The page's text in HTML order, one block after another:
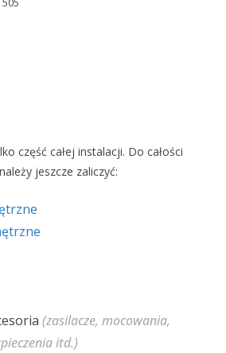
część całej instalacji. Do całości
jeszcze zaliczyć:
(zasilacze, mocowania,
itd.)